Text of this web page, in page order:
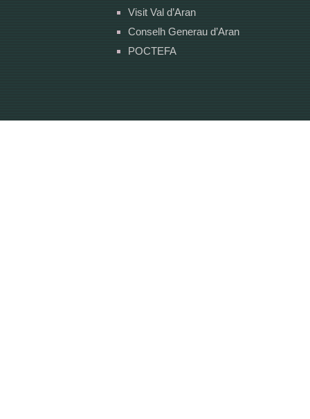
Visit Val d’Aran
Conselh Generau d’Aran
POCTEFA